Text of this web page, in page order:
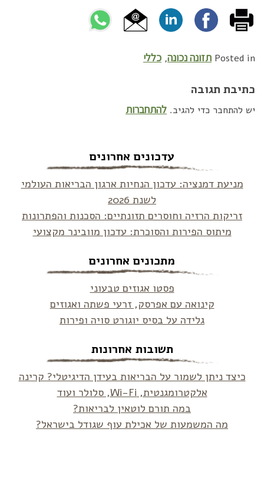
Posted in תזונה נכונה, כללי
כתיבת תגובה
יש להתחבר כדי להגיב. להתחברות
עדכונים אחרונים
מניעת דמנציה: עדכון הנחיות ארגון הבריאות העולמי
לשנת 2026
זריקות הרזיה וחוסרים תזונתיים: הסכנות והפתרונות
מיתוס הפירות והסוכרת: עדכון מוובינר מקצועי
מתכונים אחרונים
פסטו אגוזים טבעוני
קינואה עם אפרסק, זרעי פשתה ואגוזים
גלידה על בסיס יוגורט סויה ופירות
תשובות אחרונות
כיצד ניתן לשמור על הבריאות בעידן הדיגיטלי? קרינה
אלקטרומגנטית, Wi-Fi, סלולר ועוד
במה תורם לוטאין לבריאות?
מה המשמעות של אכילת עוף שגודל בישראל?